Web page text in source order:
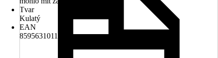
Tvar
Kulatý
EAN
8595631011454